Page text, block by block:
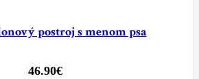
postroj s menom psa
46.90€